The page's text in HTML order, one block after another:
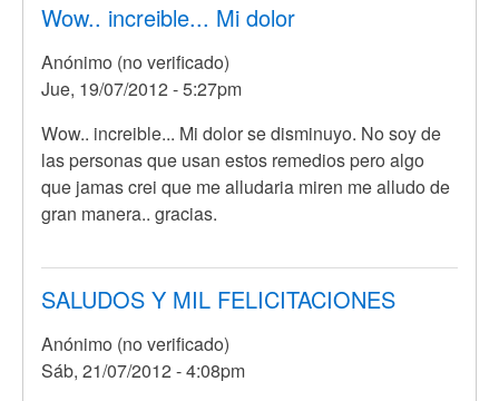
Wow.. increible... Mi dolor
Anónimo (no verificado)
Jue, 19/07/2012 - 5:27pm
Wow.. increible... Mi dolor se disminuyo. No soy de
las personas que usan estos remedios pero algo
que jamas crei que me alludaria miren me alludo de
gran manera.. gracias.
SALUDOS Y MIL FELICITACIONES
Anónimo (no verificado)
Sáb, 21/07/2012 - 4:08pm